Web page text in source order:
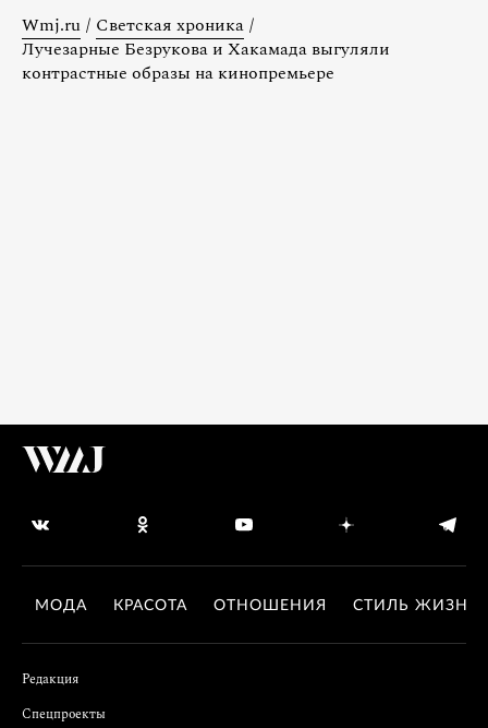
Wmj.ru / Светская хроника /
Лучезарные Безрукова и Хакамада выгуляли
контрастные образы на кинопремьере
МОДА КРАСОТА ОТНОШЕНИЯ СТИЛЬ ЖИЗНИ
Редакция
Спецпроекты